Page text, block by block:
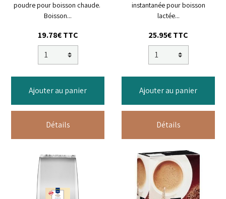
poudre pour boisson chaude.
Boisson...
19.78€ TTC
Ajouter au panier
Détails
instantanée pour boisson
lactée...
25.95€ TTC
Ajouter au panier
Détails